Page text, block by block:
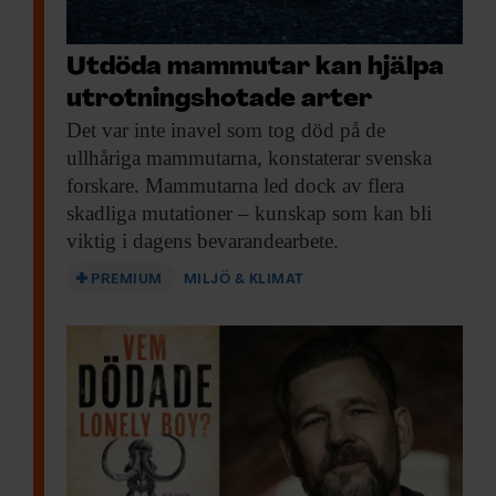
genetiskt mönster. Det fanns inga
förändringar i graden av inavel under
tiotusentals år före de ullhåriga
noshörningarnas utdöende. Forskarna drar
därför slutsatsen att populationen var stabil
bara några hundra år innan arten försvann.
– Vad det än var som tog livet av arten, så
gick det snabbt, säger Camilo Chacón-
Duque till
The Guardian.
Klimatet kan ha
utrotat ullhåriga
noshörningar
Utdöda mammutar kan hjälpa
utrotningshotade arter
Det var inte inavel som tog död på de
ullhåriga mammutarna, konstaterar svenska
forskare. Mammutarna led dock av flera
skadliga mutationer – kunskap som kan bli
viktig i dagens bevarandearbete.
PREMIUM MILJÖ & KLIMAT